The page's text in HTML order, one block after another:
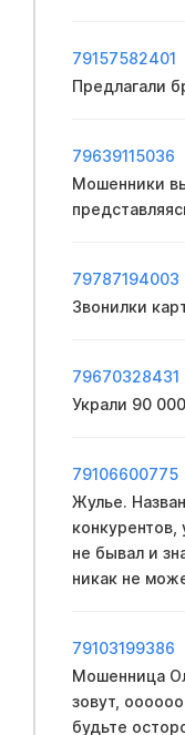
79157582401
Предлагали
79639115036
Мошенники
79787194003
Звонилки
79670328431
Украли 90
79106600775
Жулье.
конкурентов,
не бывал и
никак не
79103199386
Мошенница
зовут,
будьте